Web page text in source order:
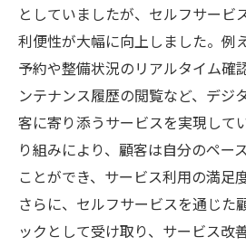
としていましたが、セルフサービ
利便性が大幅に向上しました。例
予約や整備状況のリアルタイム確
ンテナンス履歴の閲覧など、デジ
客に寄り添うサービスを実現して
り組みにより、顧客は自分のペー
ことができ、サービス利用の満足
さらに、セルフサービスを通じた
ックとして受け取り、サービス改